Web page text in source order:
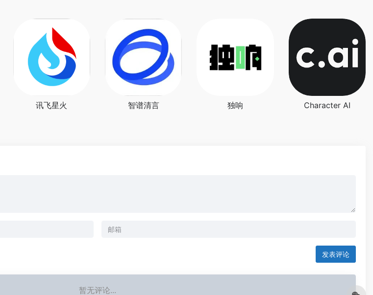
讯飞星火 智谱清言 独响 Character AI
发表评论
暂无评论...